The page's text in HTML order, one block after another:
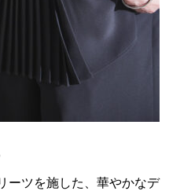
ーツを施した、華やかなデ